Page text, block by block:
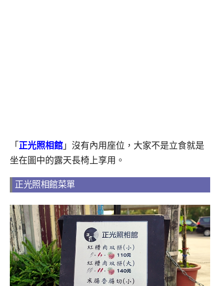
「 正光照相館 」沒有內用座位，大家不是立食就是
坐在圖中的露天長椅上享用。
正光照相館菜單